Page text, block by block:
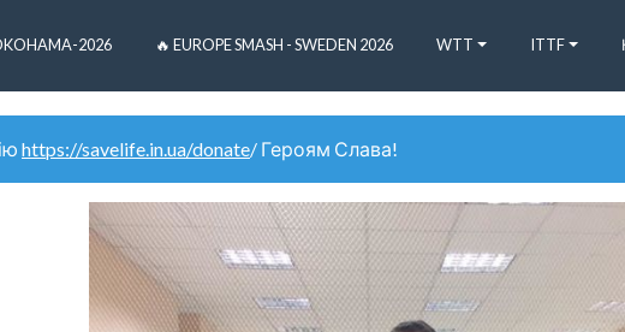
2026 🔥 EUROPE SMASH - SWEDEN 2026 WTT ITTF
https://savelife.in.ua/donate/ Героям Слава!